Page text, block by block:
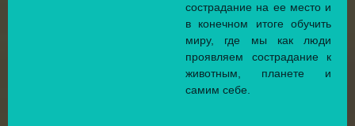
сострадание на ее место и
в конечном итоге обучить
миру, где мы как люди
проявляем сострадание к
животным, планете и
самим себе.